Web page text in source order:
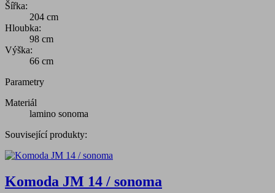
Šířka:
204 cm
Hloubka:
98 cm
Výška:
66 cm
Parametry
Materiál
lamino sonoma
Související produkty:
Komoda JM 14 / sonoma